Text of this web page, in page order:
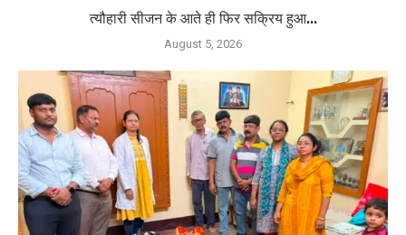
त्यौहारी सीजन के आते ही फिर सक्रिय हुआ...
August 5, 2026